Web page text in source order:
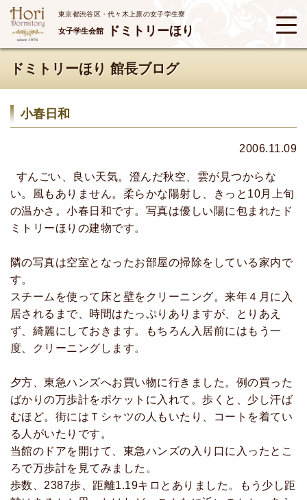
東京都渋谷区・代々木上原の女子学生寮
女子学生会館 ドミトリーほり
ドミトリーほり 館長ブログ
小春日和
2006.11.09
すんごい、良い天気。澄んだ秋空、雲が見つからな
い。風もありません。柔らかな陽射し、きっと10月上旬
の温かさ。小春日和です。写真は優しい陽に包まれたド
ミトリーほりの建物です。
隣の写真は空室となったお部屋の掃除をしている家内で
す。
スチームを使って床と壁をクリーニング。来年４月に入
居されるまで、時間はたっぷりありますが、とりあえ
ず、綺麗にしておきます。もちろん入居前にはもう一
度、クリーニングします。
夕方、東急ハンズへお買い物に行きました。例の買った
ばかりの万歩計をポケットに入れて。歩くと、少し汗ば
むほど。街にはＴシャツの人もいたり、コートを着てい
る人がいたりです。
当館のドアを開けて、東急ハンズの入り口に入ったとこ
ろで万歩計を見てみました。
歩数、2387歩、距離1.19キロとありました。もう少し距